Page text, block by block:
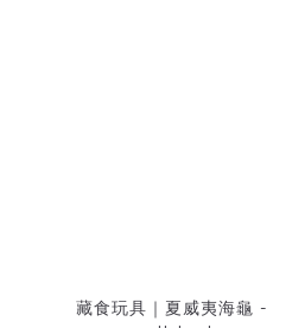
藏食玩具｜夏威夷海龜 -